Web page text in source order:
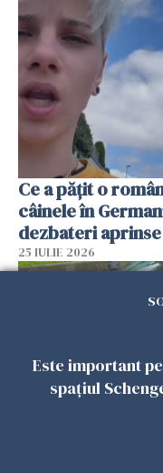
Ce a pățit o
câinele în
dezbateri aprinse
25 IULIE 2026
Este important
spațiul